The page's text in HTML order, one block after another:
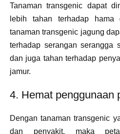
Tanaman transgenic dapat
lebih tahan terhadap hama
tanaman transgenic jagung
terhadap serangan serangga
dan juga tahan terhadap
jamur.
4. Hemat penggunaan
Dengan tanaman transgenic
dan penyakit, maka